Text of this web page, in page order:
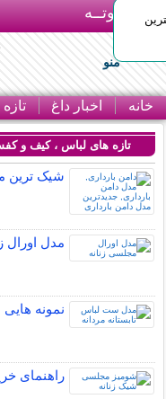
بـیتوتــه
منو
خانه اخبار داغ تازه
تازه های لباس ، کیف و
شیک ترین
مدل اورال
نمونه
راهنمای